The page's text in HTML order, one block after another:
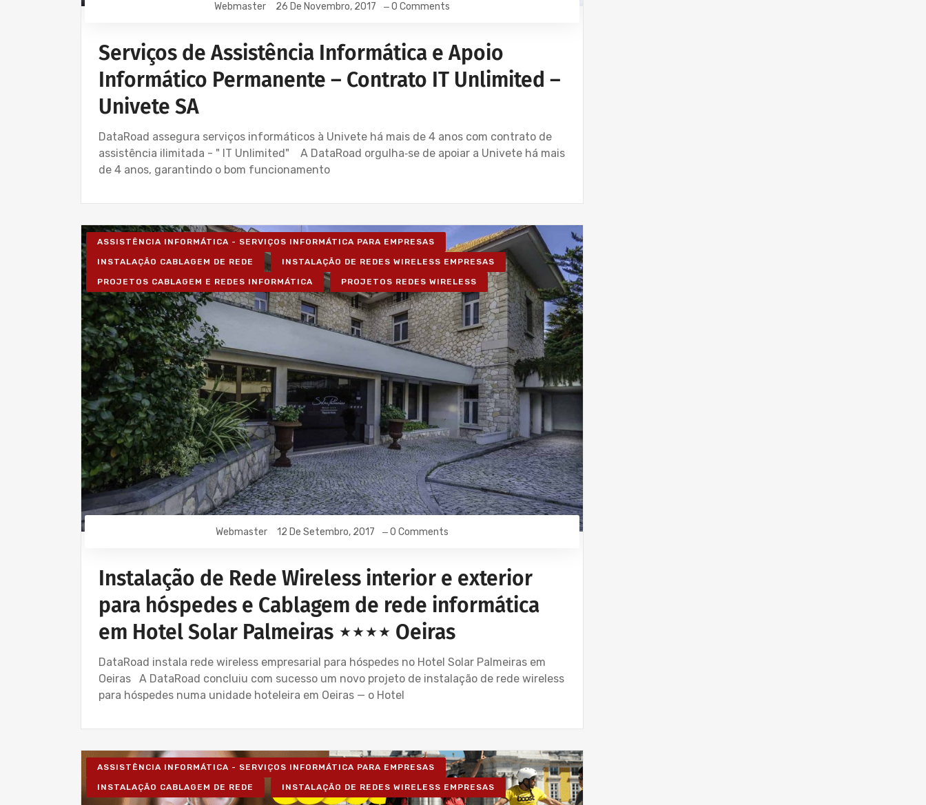
Webmaster 26 De Novembro, 2017 0 Comments
Serviços de Assistência Informática e Apoio
Informático Permanente – Contrato IT Unlimited –
Univete SA
DataRoad assegura serviços informáticos à Univete há mais de 4 anos com contrato de
assistência ilimitada - " IT Unlimited" A DataRoad orgulha‑se de apoiar a Univete há mais
de 4 anos, garantindo o bom funcionamento
ASSISTÊNCIA INFORMÁTICA - SERVIÇOS INFORMÁTICA PARA EMPRESAS
INSTALAÇÃO CABLAGEM DE REDE INSTALAÇÃO DE REDES WIRELESS EMPRESAS
PROJETOS CABLAGEM E REDES INFORMÁTICA PROJETOS REDES WIRELESS
Webmaster 12 De Setembro, 2017 0 Comments
Instalação de Rede Wireless interior e exterior
para hóspedes e Cablagem de rede informática
em Hotel Solar Palmeiras ⋆⋆⋆⋆ Oeiras
DataRoad instala rede wireless empresarial para hóspedes no Hotel Solar Palmeiras em
Oeiras A DataRoad concluiu com sucesso um novo projeto de instalação de rede wireless
para hóspedes numa unidade hoteleira em Oeiras — o Hotel
ASSISTÊNCIA INFORMÁTICA - SERVIÇOS INFORMÁTICA PARA EMPRESAS
INSTALAÇÃO CABLAGEM DE REDE INSTALAÇÃO DE REDES WIRELESS EMPRESAS